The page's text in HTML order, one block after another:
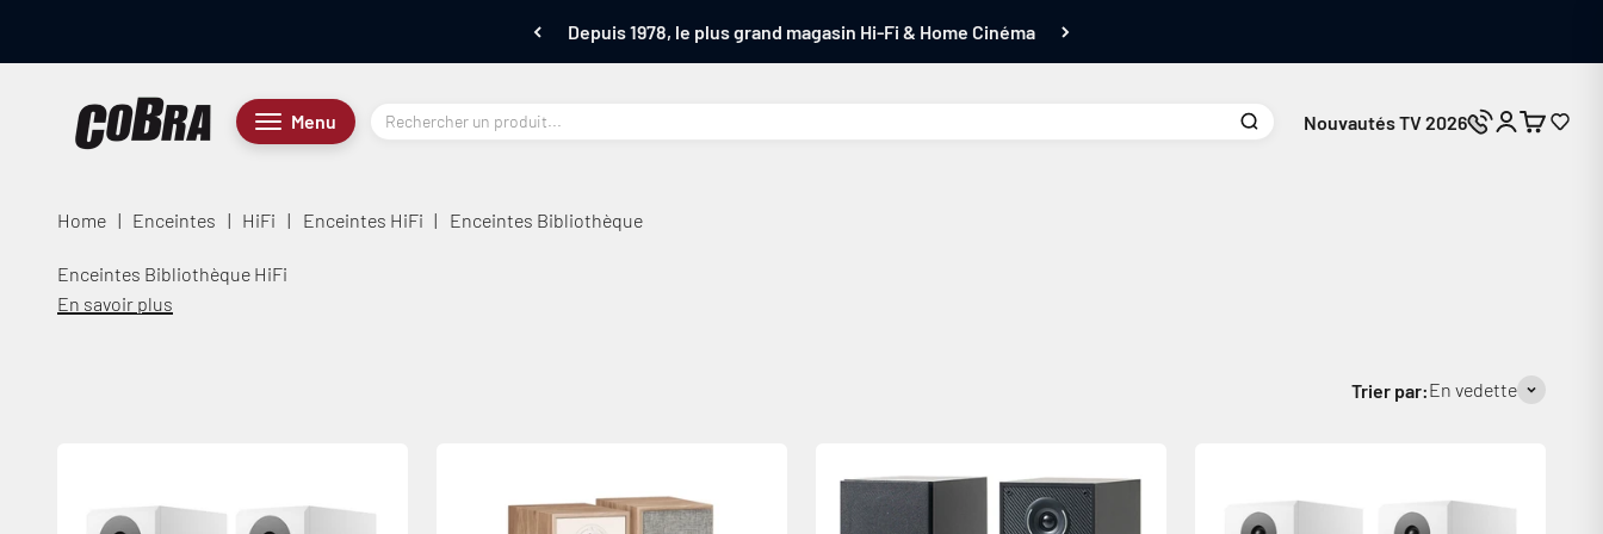
Noté 4.6/5 basé sur 19 742 avis
Menu
Menu
Cobra.fr
Nouvautés TV 2026 Nous
Connexion
Panier
Home | Enceintes | HiFi | Enceintes HiFi | Enceintes Bibliothèque
Enceintes Bibliothèque HiFi
En savoir plus
Trier par:En vedette